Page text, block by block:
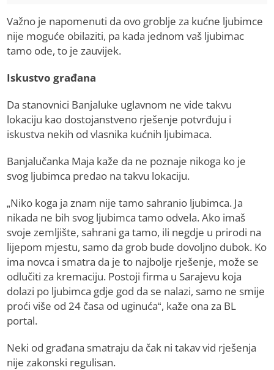
Važno je napomenuti da ovo groblje za kućne ljubimce
nije moguće obilaziti, pa kada jednom vaš ljubimac
tamo ode, to je zauvijek.
Iskustvo građana
Da stanovnici Banjaluke uglavnom ne vide takvu
lokaciju kao dostojanstveno rješenje potvrđuju i
iskustva nekih od vlasnika kućnih ljubimaca.
Banjalučanka Maja kaže da ne poznaje nikoga ko je
svog ljubimca predao na takvu lokaciju.
„Niko koga ja znam nije tamo sahranio ljubimca. Ja
nikada ne bih svog ljubimca tamo odvela. Ako imaš
svoje zemljište, sahrani ga tamo, ili negdje u prirodi na
lijepom mjestu, samo da grob bude dovoljno dubok. Ko
ima novca i smatra da je to najbolje rješenje, može se
odlučiti za kremaciju. Postoji firma u Sarajevu koja
dolazi po ljubimca gdje god da se nalazi, samo ne smije
proći više od 24 časa od uginuća“, kaže ona za BL
portal.
Neki od građana smatraju da čak ni takav vid rješenja
nije zakonski regulisan.